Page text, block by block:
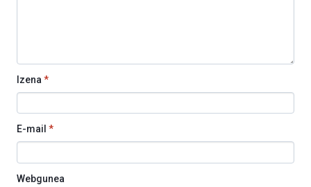
Izena *
E-mail *
Webgunea